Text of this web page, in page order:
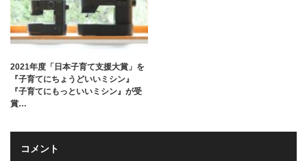
2021年度「日本子育て支援大賞」を
『子育てにちょうどいいミシン』
『子育てにもっといいミシン』が受
賞…
コメント